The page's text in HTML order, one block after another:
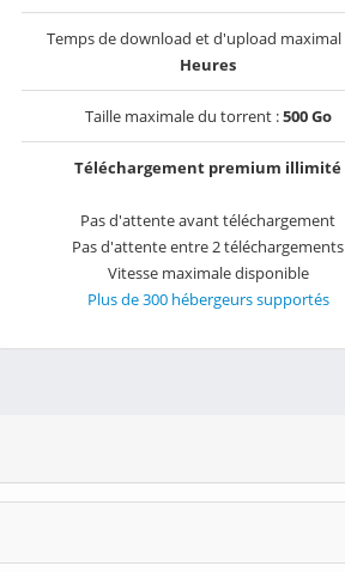
Temps de download et d'upload
Heures
Taille maximale du torrent :500 Go
Téléchargement premium illimité
Pas d'attente avant téléchargement
Pas d'attente entre 2 téléchargements
Vitesse maximale disponible
Plus de 300 hébergeurs supportés